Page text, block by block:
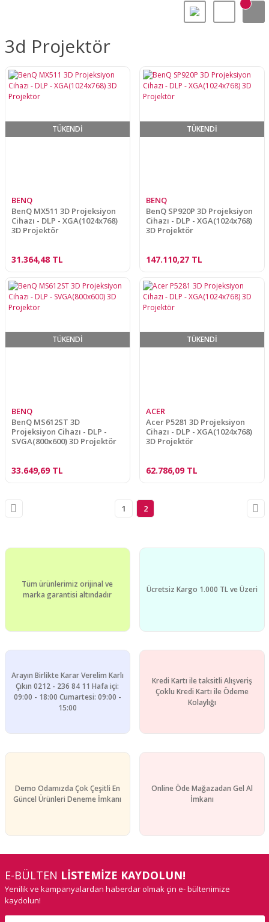
3d Projektör
TÜKENDİ
BENQ
BenQ MX511 3D Projeksiyon
Cihazı - DLP - XGA(1024x768)
3D Projektör
31.364,48 TL
TÜKENDİ
BENQ
BenQ SP920P 3D Projeksiyon
Cihazı - DLP - XGA(1024x768)
3D Projektör
147.110,27 TL
TÜKENDİ
BENQ
BenQ MS612ST 3D
Projeksiyon Cihazı - DLP -
SVGA(800x600) 3D Projektör
33.649,69 TL
TÜKENDİ
ACER
Acer P5281 3D Projeksiyon
Cihazı - DLP - XGA(1024x768)
3D Projektör
62.786,09 TL
1 2
Tüm ürünlerimiz orijinal ve
marka garantisi altındadır
Ücretsiz Kargo 1.000 TL ve Üzeri
Arayın Birlikte Karar Verelim Karlı
Çıkın 0212 - 236 84 11 Hafa içi:
09:00 - 18:00 Cumartesi: 09:00 -
15:00
Kredi Kartı ile taksitli Alışveriş
Çoklu Kredi Kartı ile Ödeme
Kolaylığı
Demo Odamızda Çok Çeşitli En
Güncel Ürünleri Deneme İmkanı
Online Öde Mağazadan Gel Al
İmkanı
E-BÜLTEN LİSTEMİZE KAYDOLUN!
Yenilik ve kampanyalardan haberdar olmak çin e- bültenimize
kaydolun!